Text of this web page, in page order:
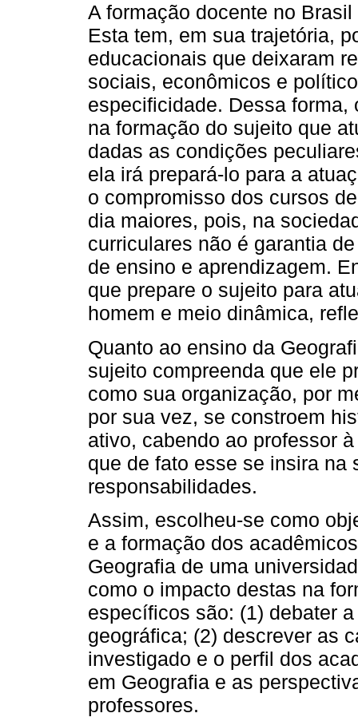
A formação docente no
Esta tem, em sua trajetória,
educacionais que deixaram
sociais, econômicos e
especificidade. Dessa
na formação do sujeito que
dadas as condições
ela irá prepará-lo para a
o compromisso dos cursos
dia maiores, pois, na
curriculares não é garantia
de ensino e aprendizagem.
que prepare o sujeito para
homem e meio dinâmica,
Quanto ao ensino da
sujeito compreenda que ele
como sua organização, por
por sua vez, se constroem
ativo, cabendo ao professor
que de fato esse se insira na
responsabilidades.
Assim, escolheu-se como
e a formação dos
Geografia de uma
como o impacto destas na
específicos são: (1) debater
geográfica; (2) descrever as
investigado e o perfil dos
em Geografia e as
professores.